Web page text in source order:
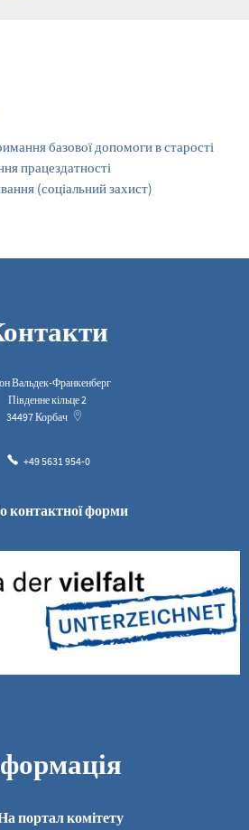
базової допомоги в старості
працездатності
(соціальний захист)
Вальдек-Франкенберг
Південне кільце 2
34497Корбач
+49 5631 954-0
контактної форми
портал комітету